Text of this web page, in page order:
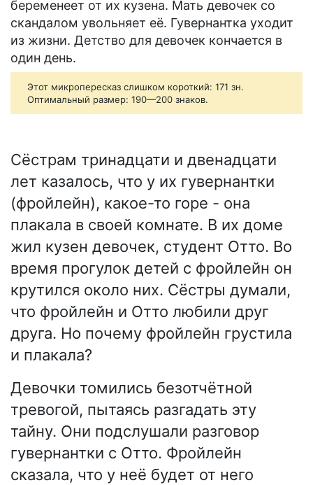
беременеет от их кузена. Мать девочек со
скандалом увольняет её. Гувернантка уходит
из жизни. Детство для девочек кончается в
один день.
Этот микропересказ слишком короткий: 171 зн.
Оптимальный размер: 190—200 знаков.
Сёстрам тринадцати и двенадцати
лет казалось, что у их гувернантки
(фройлейн), какое-то горе - она
плакала в своей комнате. В их доме
жил кузен девочек, студент Отто. Во
время прогулок детей с фройлейн он
крутился около них. Сёстры думали,
что фройлейн и Отто любили друг
друга. Но почему фройлейн грустила
и плакала?
Девочки томились безотчётной
тревогой, пытаясь разгадать эту
тайну. Они подслушали разговор
гувернантки с Отто. Фройлейн
сказала, что у неё будет от него